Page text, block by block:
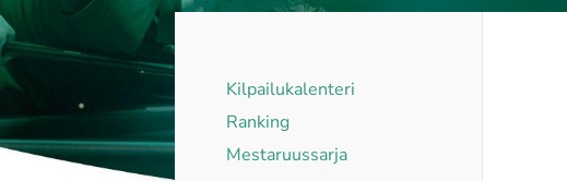
Kilpailukalenteri
Ranking
Mestaruussarja